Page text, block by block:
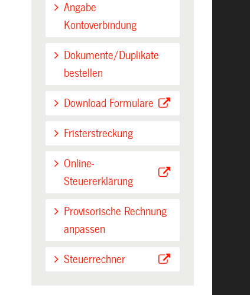
Angabe
Kontoverbindung
Dokumente/Duplikate
bestellen
Download Formulare
Fristerstreckung
Online-
Steuererklärung
Provisorische Rechnung
anpassen
Steuerrechner